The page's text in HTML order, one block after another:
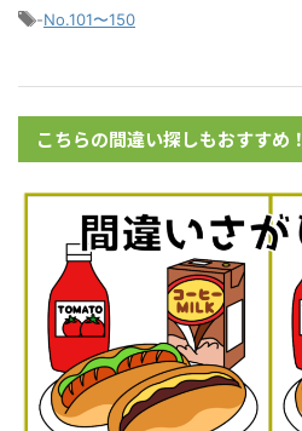
-No.101〜150
こちらの間違い探しもおすすめ！